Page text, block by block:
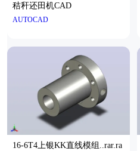
秸秆还田机CAD
AUTOCAD
16-6T4上银KK直线模组..rar.ra